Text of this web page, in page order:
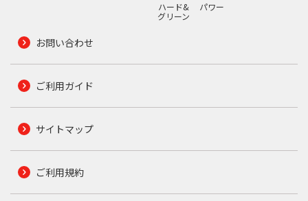
ハード&
グリーン
パワー
お問い合わせ
ご利用ガイド
サイトマップ
ご利用規約